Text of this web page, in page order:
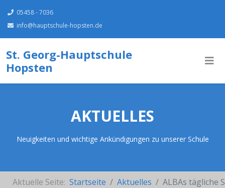
05458 - 7036
info@hauptschule-hopsten.de
St. Georg-Hauptschule
Hopsten
AKTUELLES
Neuigkeiten und wichtige Ankündigungen zu unserer Schule
Aktuelle Seite: Startseite Aktuelles ALBAs tägliche